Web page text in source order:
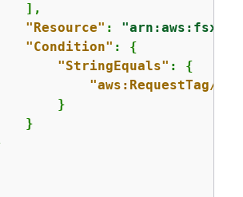
],
"Resource" : "arn:aws:fsx:
"Condition" : {
"StringEquals" : {
"aws:RequestTag/
}
}